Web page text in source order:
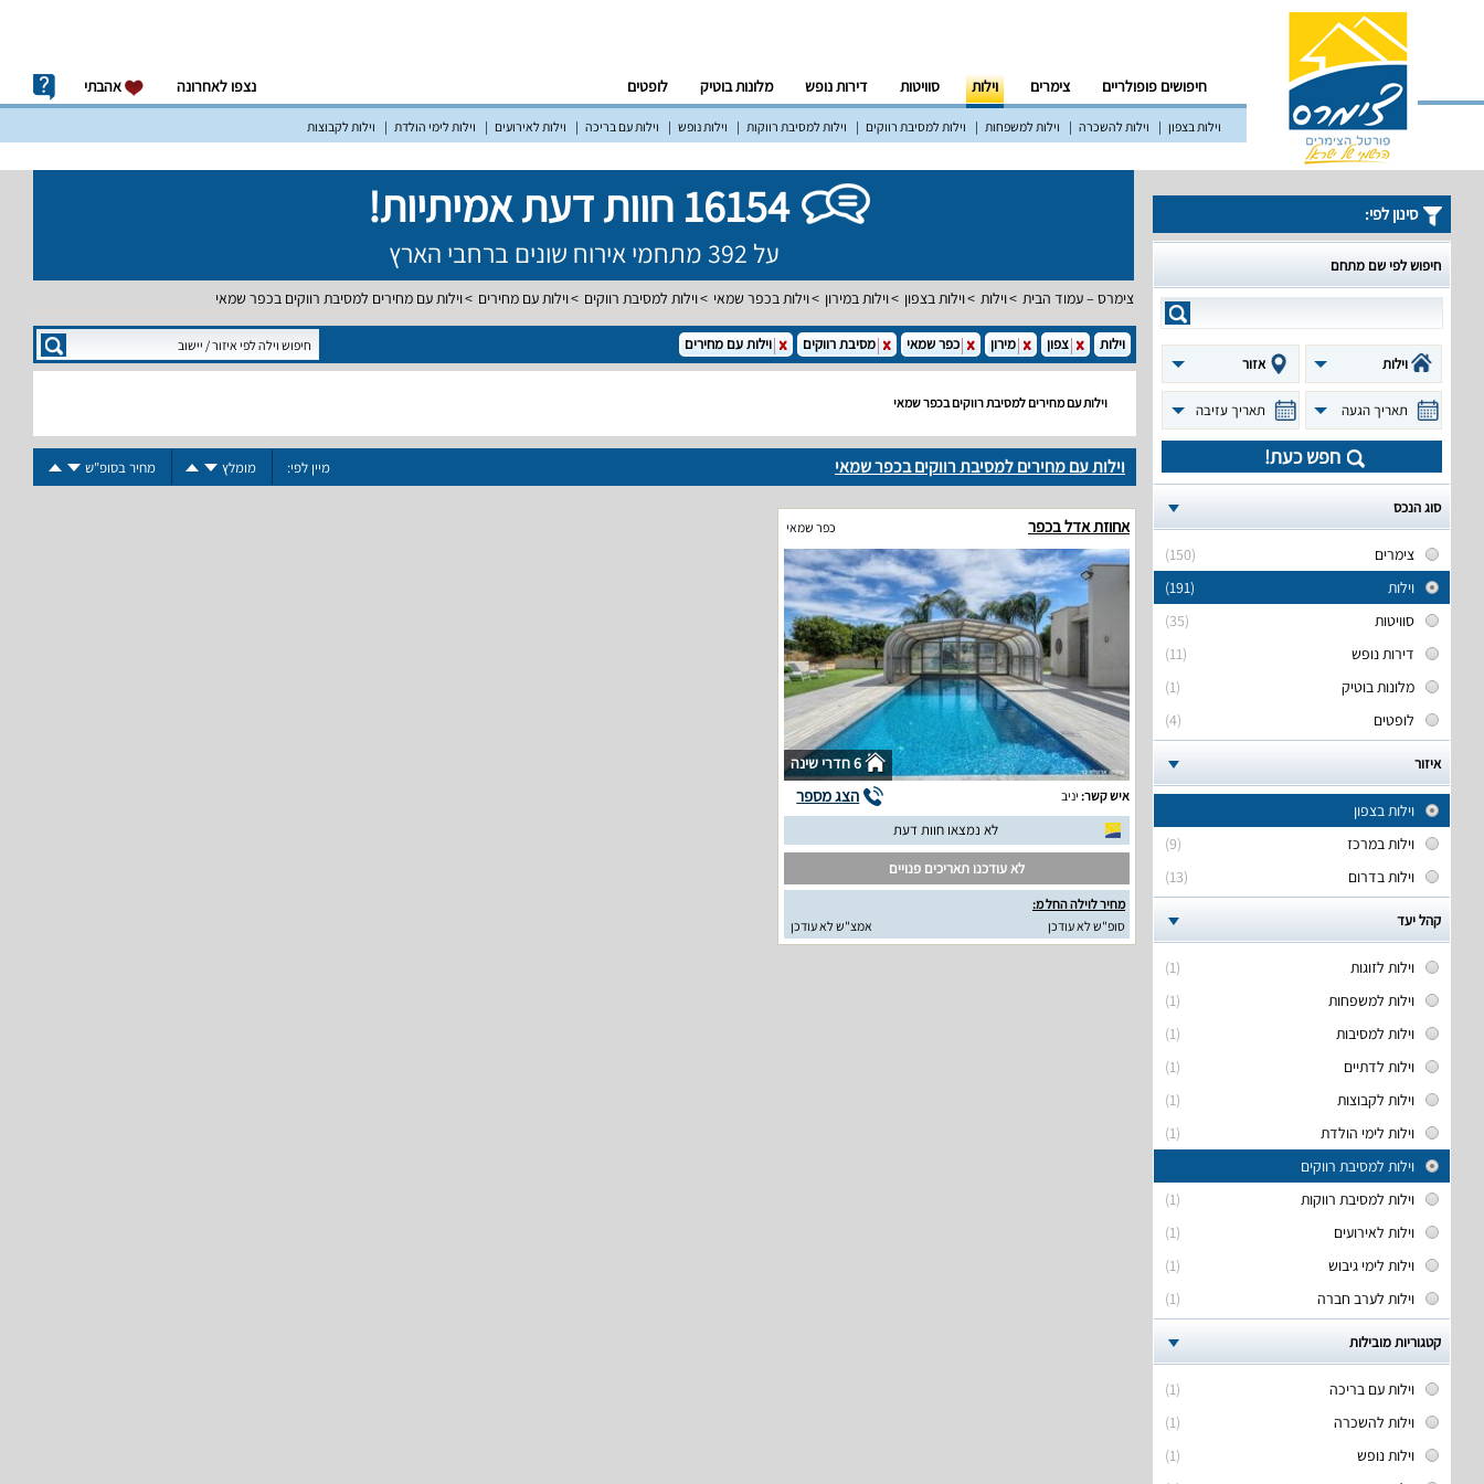
חיפושים פופולריים צימרים וילות סוויטות דירות נופש מלונות בוטיק לופטים נצפו לאחרונה אהבתי
וילות בצפון וילות להשכרה וילות למשפחות וילות למסיבת רווקים וילות למסיבת רווקות וילות נופש וילות עם בריכה וילות לאירועים וילות לימי הולדת וילות לקבוצות
16154 חוות דעת אמיתיות!
על 392 מתחמי אירוח שונים ברחבי הארץ
צימרס – עמוד הבית וילות וילות בצפון וילות במירון וילות בכפר שמאי וילות למסיבת רווקים וילות עם מחירים וילות עם מחירים למסיבת רווקים בכפר שמאי
סינון לפי:
חיפוש לפי שם מתחם
וילות אזור
תאריך הגעה תאריך עזיבה
חפש כעת!
סוג הנכס
(150)
צימרים
(191)
וילות
(35)
סוויטות
(11)
דירות נופש
(1)
מלונות בוטיק
(4)
לופטים
איזור
וילות בצפון
(9)
וילות במרכז
(13)
וילות בדרום
קהל יעד
(1)
וילות לזוגות
(1)
וילות למשפחות
(1)
וילות למסיבות
(1)
וילות לדתיים
(1)
וילות לקבוצות
(1)
וילות לימי הולדת
וילות למסיבת רווקים
(1)
וילות למסיבת רווקות
(1)
וילות לאירועים
(1)
וילות לימי גיבוש
(1)
וילות לערב חברה
קטגוריות מובילות
(1)
וילות עם בריכה
(1)
וילות להשכרה
(1)
וילות נופש
וילות צפון מירון כפר שמאי מסיבת רווקים וילות עם מחירים
וילות עם מחירים למסיבת רווקים בכפר שמאי
וילות עם מחירים למסיבת רווקים בכפר שמאי מיין לפי: מומלץ מחיר בסופ"ש
אחוזת אדל בכפר כפר שמאי
6 חדרי שינה
איש קשר: יניב הצג מספר
לא נמצאו חוות דעת
לא עודכנו תאריכים פנויים
מחיר לוילה החל מ:
סופ"ש לא עודכן
אמצ"ש לא עודכן